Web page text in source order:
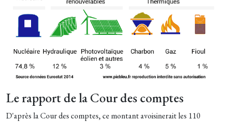
Le rapport de la Cour des comptes
D'après la Cour des comptes, ce montant avoisinerait les 110